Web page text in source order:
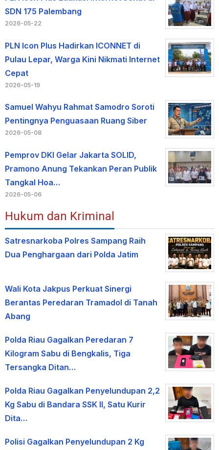
SDN 175 Palembang
2026-05-22
PLN Icon Plus Hadirkan ICONNET di
Pulau Lepar, Warga Kini Nikmati Internet
Cepat
2026-05-19
Samuel Wahyu Rahmat Samodro Soroti
Pentingnya Penguasaan Ruang Siber
2026-05-08
Pemprov DKI Gelar Jakarta SOLID,
Pramono Anung Tekankan Peran Publik
Tangkal Hoa…
2026-05-06
Hukum dan Kriminal
Satresnarkoba Polres Sampang Raih
Dua Penghargaan dari Polda Jatim
Wali Kota Jakpus Perkuat Sinergi
Berantas Peredaran Tramadol di Tanah
Abang
Polda Riau Gagalkan Peredaran 7
Kilogram Sabu di Bengkalis, Tiga
Tersangka Ditan…
Polda Riau Gagalkan Penyelundupan 2,2
Kg Sabu di Bandara SSK II, Satu Kurir
Dita…
Polisi Gagalkan Penyelundupan 2 Kg